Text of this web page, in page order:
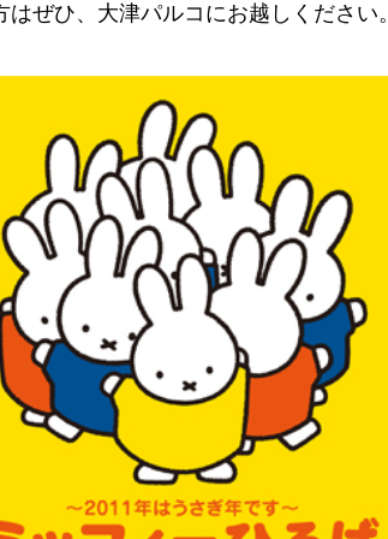
はぜひ、大津パルコにお越しください。